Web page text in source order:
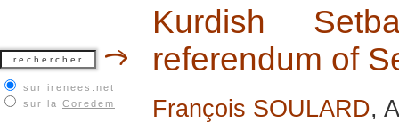
sur irenees.net
sur la Coredem
Kurdish
referendum of
François SOULARD,